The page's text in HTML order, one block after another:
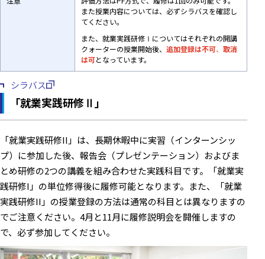
また授業内容については、必ずシラバスを確認し
てください。
また、就業実践研修Ⅰについてはそれぞれの開講
クォーターの授業開始後、 追加登録は不可、 取消
は可となっています。
シラバス
「就業実践研修Ⅱ」
「就業実践研修II」は、長期休暇中に実習（インターンシッ
プ）に参加した後、報告会（プレゼンテーション）およびま
とめ研修の2つの講義を組み合わせた実践科目です。「就業実
践研修I」の単位修得後に履修可能となります。また、「就業
実践研修II」の授業登録の方法は通常の科目とは異なりますの
でご注意ください。4月と11月に履修説明会を開催しますの
で、必ず参加してください。